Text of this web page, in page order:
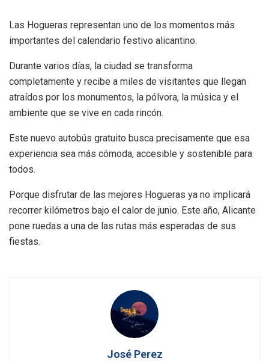
Las Hogueras representan uno de los momentos más
importantes del calendario festivo alicantino.
Durante varios días, la ciudad se transforma
completamente y recibe a miles de visitantes que llegan
atraídos por los monumentos, la pólvora, la música y el
ambiente que se vive en cada rincón.
Este nuevo autobús gratuito busca precisamente que esa
experiencia sea más cómoda, accesible y sostenible para
todos.
Porque disfrutar de las mejores Hogueras ya no implicará
recorrer kilómetros bajo el calor de junio. Este año, Alicante
pone ruedas a una de las rutas más esperadas de sus
fiestas.
José Perez